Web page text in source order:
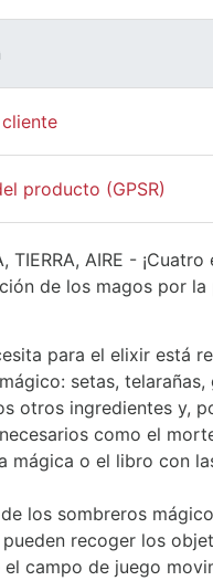
producto (GPSR)
TIERRA, AIRE -
de los magos por la
para el elixir está
setas, telarañas,
otros ingredientes y,
como el
mágica o el libro con
los sombreros
recoger los
campo de juego